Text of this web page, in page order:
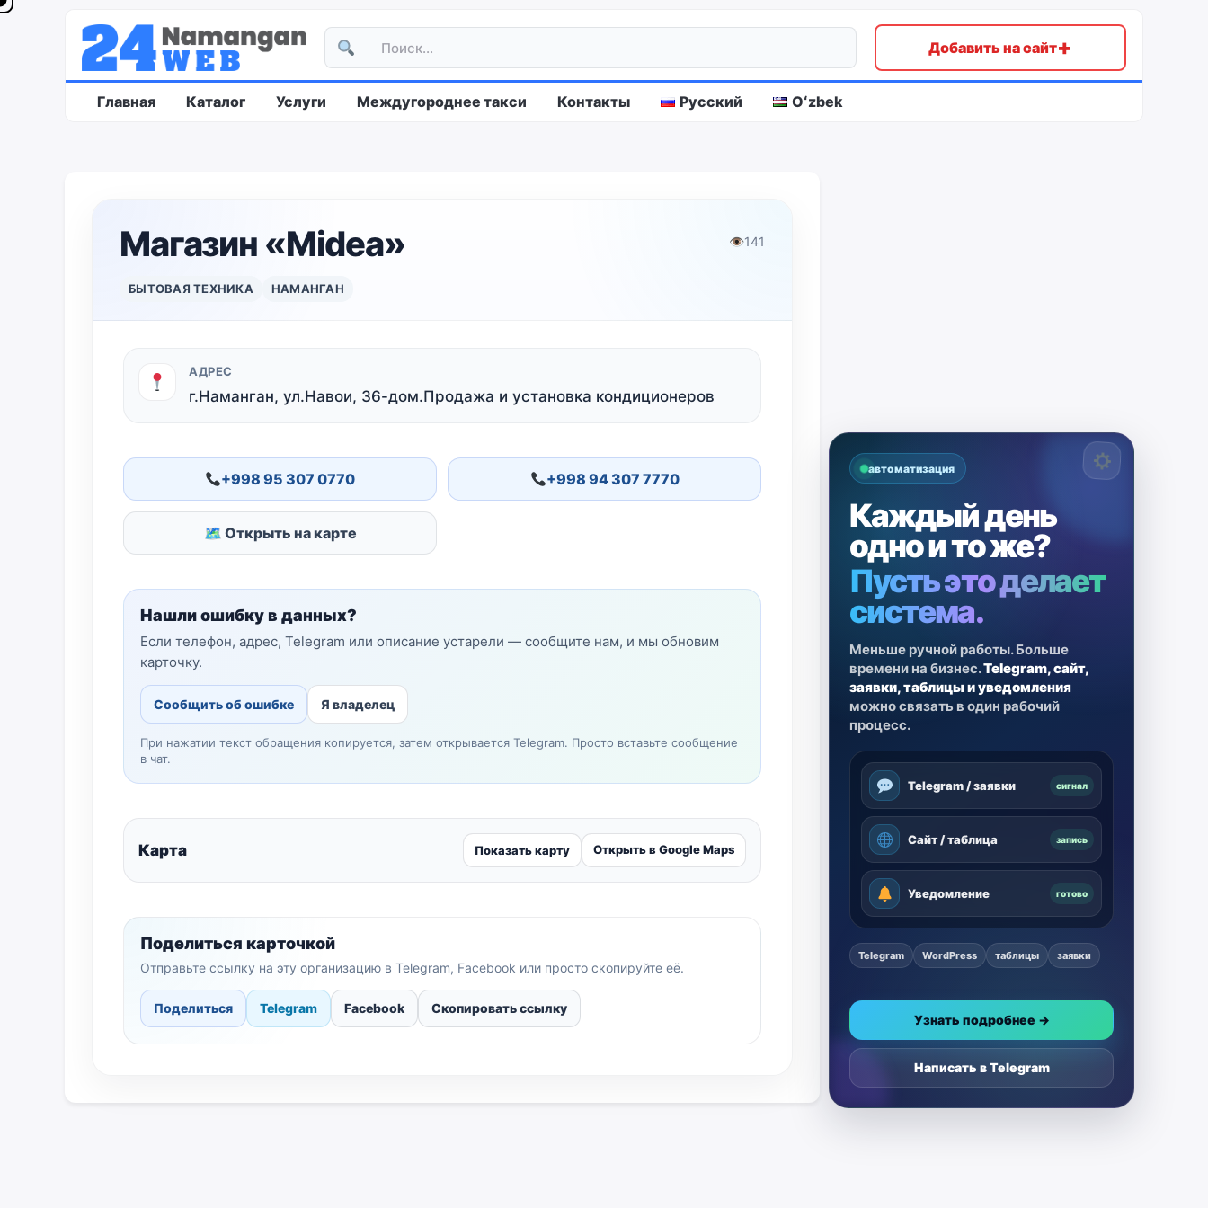
Добавить на сайт+
Главная Каталог Услуги Междугороднее такси Контакты Русский Oʻzbek
Магазин «Midea» 👁141
БЫТОВАЯ ТЕХНИКА НАМАНГАН
АДРЕС
г.Наманган, ул.Навои, 36-дом.Продажа и установка кондиционеров
+998 95 307 0770 +998 94 307 7770
🗺 Открыть на карте
Нашли ошибку в данных?
Если телефон, адрес, Telegram или описание устарели — сообщите нам, и мы обновим
карточку.
Сообщить об ошибке Я владелец
При нажатии текст обращения копируется, затем открывается Telegram. Просто вставьте сообщение
в чат.
Карта Показать карту Открыть в Google Maps
Поделиться карточкой
Отправьте ссылку на эту организацию в Telegram, Facebook или просто скопируйте её.
Поделиться Telegram Facebook Скопировать ссылку
автоматизация
Каждый день
одно и то же?
Пусть это делает
система.
Меньше ручной работы. Больше
времени на бизнес.Telegram, сайт,
заявки, таблицы и уведомления
можно связать в один рабочий
процесс.
Telegram / заявки сигнал
Сайт / таблица запись
Уведомление готово
Telegram WordPress таблицы заявки
Узнать подробнее →
Написать в Telegram